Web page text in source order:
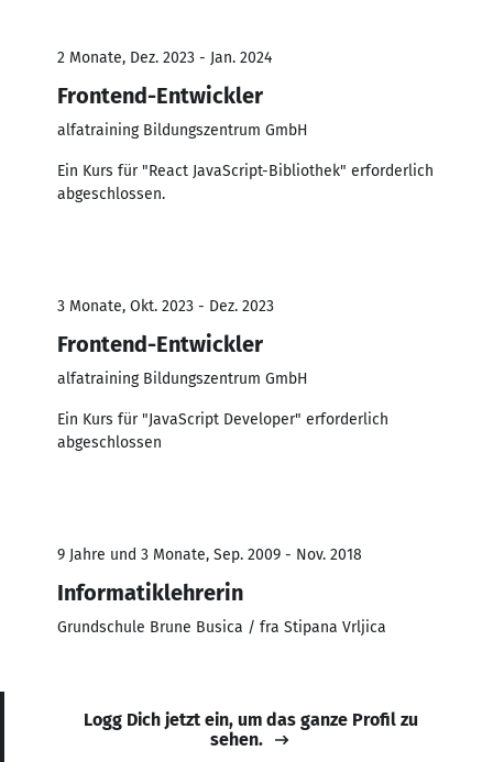
2 Monate, Dez. 2023 - Jan. 2024
Frontend-Entwickler
alfatraining Bildungszentrum GmbH
Ein Kurs für "React JavaScript-Bibliothek" erforderlich
abgeschlossen.
3 Monate, Okt. 2023 - Dez. 2023
Frontend-Entwickler
alfatraining Bildungszentrum GmbH
Ein Kurs für "JavaScript Developer" erforderlich
abgeschlossen
9 Jahre und 3 Monate, Sep. 2009 - Nov. 2018
Informatiklehrerin
Grundschule Brune Busica / fra Stipana Vrljica
Logg Dich jetzt ein, um das ganze Profil zu
sehen.